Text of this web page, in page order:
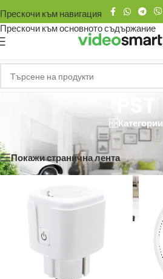
Прескочи към навигация
Прескочи към основното съдържание
Категории
Покажи странична лента